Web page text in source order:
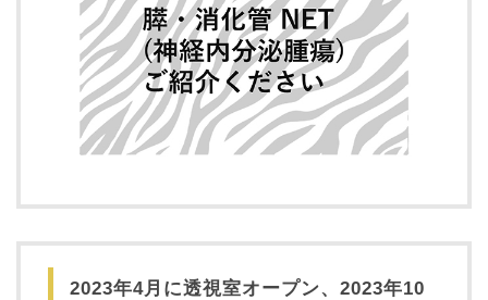
2023年4月に透視室オープン、2023年10